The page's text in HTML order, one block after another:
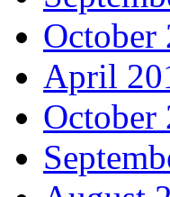
October
April
October